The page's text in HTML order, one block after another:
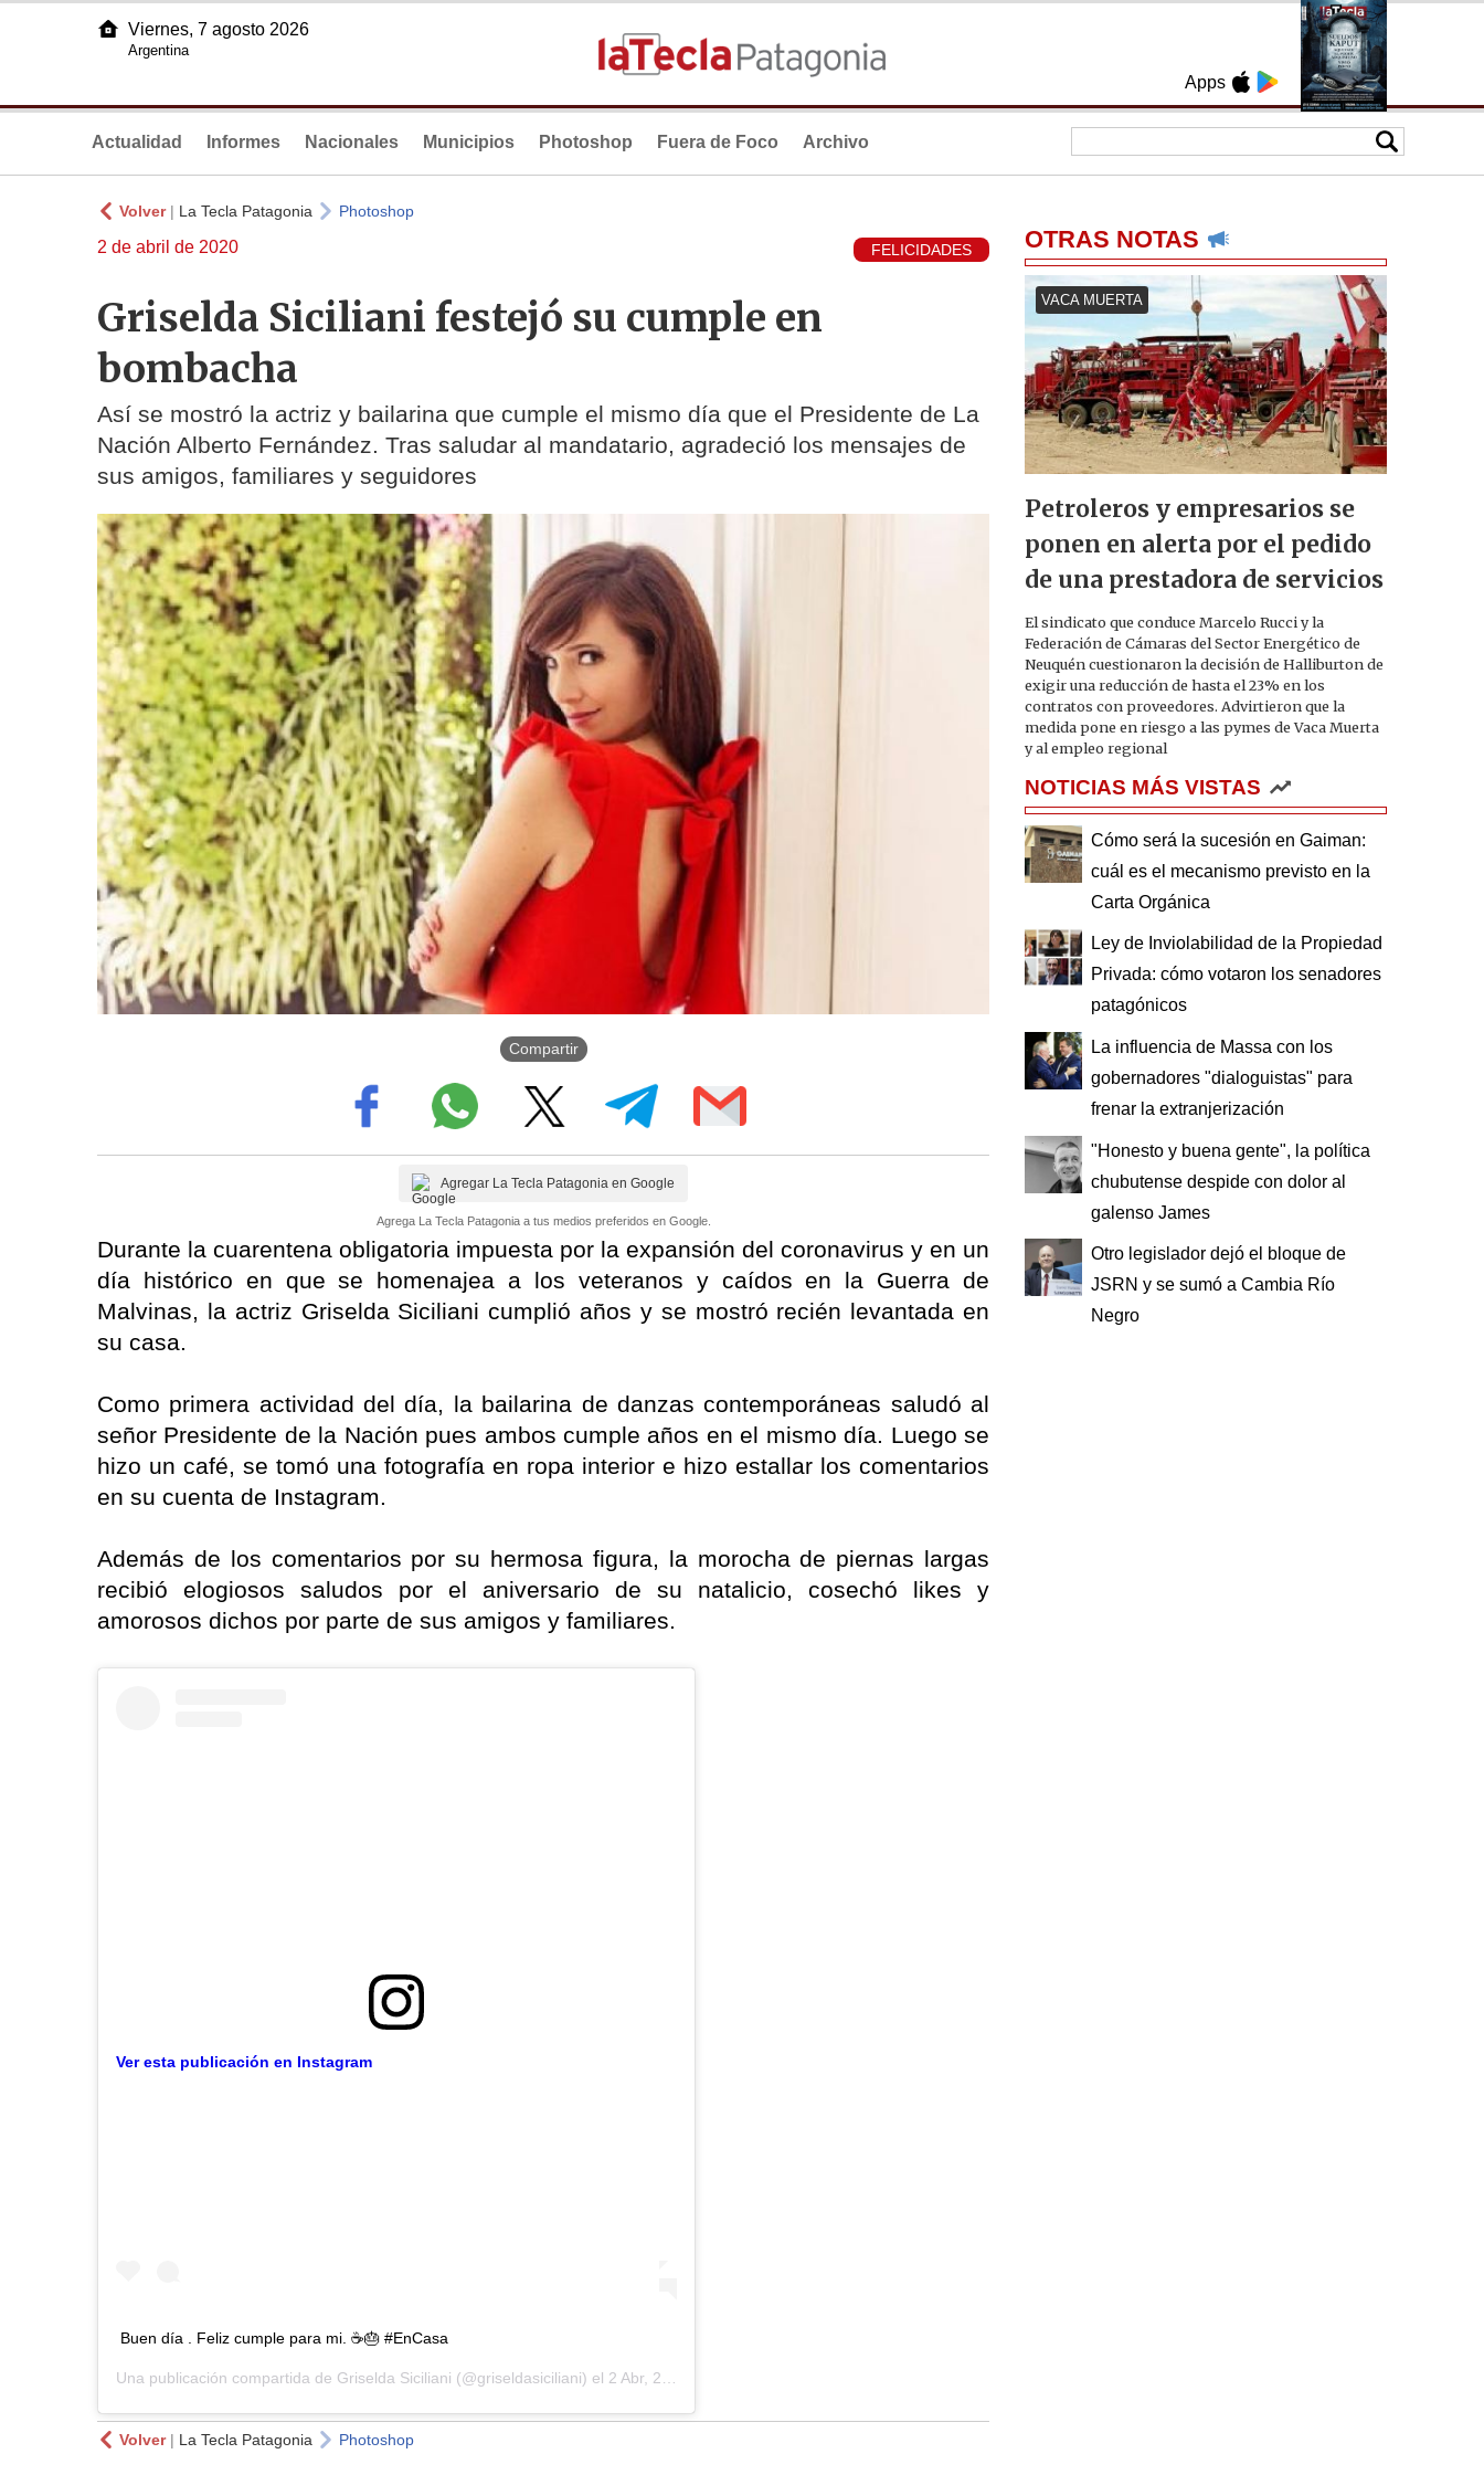
Apps
Viernes, 7 agosto 2026
Argentina
Actualidad Informes Nacionales Municipios Photoshop Fuera de Foco Archivo
Volver| La Tecla Patagonia Photoshop
2 de abril de 2020 FELICIDADES
Griselda Siciliani festejó su cumple en
bombacha
Así se mostró la actriz y bailarina que cumple el mismo día que el Presidente de La
Nación Alberto Fernández. Tras saludar al mandatario, agradeció los mensajes de
sus amigos, familiares y seguidores
Compartir
Agregar La Tecla Patagonia en Google
Agrega La Tecla Patagonia a tus medios preferidos en Google.
Durante la cuarentena obligatoria impuesta por la expansión del coronavirus y en un
día histórico en que se homenajea a los veteranos y caídos en la Guerra de
Malvinas, la actriz Griselda Siciliani cumplió años y se mostró recién levantada en
su casa.
Como primera actividad del día, la bailarina de danzas contemporáneas saludó al
señor Presidente de la Nación pues ambos cumple años en el mismo día. Luego se
hizo un café, se tomó una fotografía en ropa interior e hizo estallar los comentarios
en su cuenta de Instagram.
Además de los comentarios por su hermosa figura, la morocha de piernas largas
recibió elogiosos saludos por el aniversario de su natalicio, cosechó likes y
amorosos dichos por parte de sus amigos y familiares.
Ver esta publicación en Instagram
Buen día . Feliz cumple para mi. ☕️🎂 #EnCasa
Una publicación compartida de Griselda Siciliani (@griseldasiciliani) el 2 Abr, 2020 a las 5:05 PDT
Volver| La Tecla Patagonia Photoshop
OTRAS NOTAS
VACA MUERTA
Petroleros y empresarios se
ponen en alerta por el pedido
de una prestadora de servicios
El sindicato que conduce Marcelo Rucci y la
Federación de Cámaras del Sector Energético de
Neuquén cuestionaron la decisión de Halliburton de
exigir una reducción de hasta el 23% en los
contratos con proveedores. Advirtieron que la
medida pone en riesgo a las pymes de Vaca Muerta
y al empleo regional
NOTICIAS MÁS VISTAS
Cómo será la sucesión en Gaiman:
cuál es el mecanismo previsto en la
Carta Orgánica
Ley de Inviolabilidad de la Propiedad
Privada: cómo votaron los senadores
patagónicos
La influencia de Massa con los
gobernadores "dialoguistas" para
frenar la extranjerización
"Honesto y buena gente", la política
chubutense despide con dolor al
galenso James
Otro legislador dejó el bloque de
JSRN y se sumó a Cambia Río
Negro